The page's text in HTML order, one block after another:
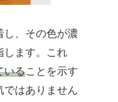
し、その色が濃
します。これ
いることを示す
ではありません